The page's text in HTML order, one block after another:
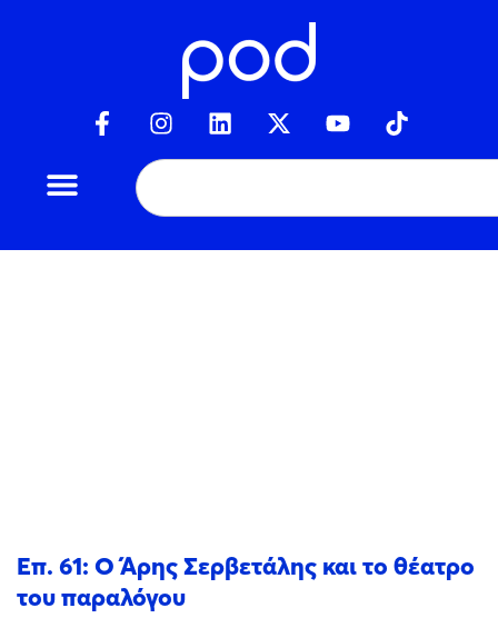
Επ. 61: Ο Άρης Σερβετάλης και το θέατρο
του παραλόγου